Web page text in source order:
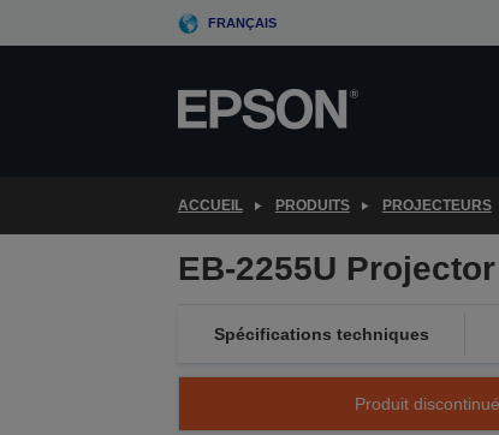
to
FRANÇAIS
ACCUEIL PRODUITS PROJECTEURS
EB-2255U Projector
Spécifications techniques
Produit